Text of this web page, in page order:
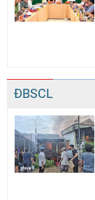
ĐBSCL